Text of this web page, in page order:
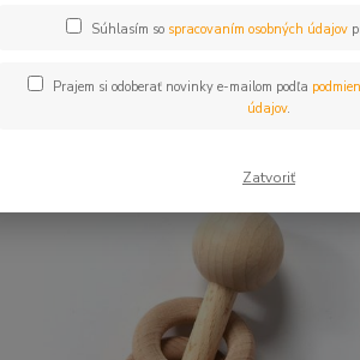
Drevená
Súhlasím so spracovaním osobných údajov
Prajem si odoberať novinky e-mailom podľa
údajov.
Zatvoriť